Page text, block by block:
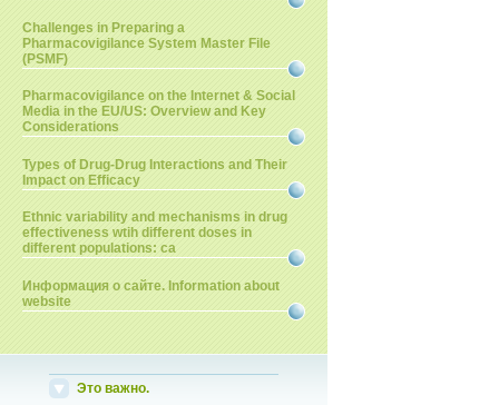
Challenges in Preparing a
Pharmacovigilance System Master File
(PSMF)
Pharmacovigilance on the Internet & Social
Media in the EU/US: Overview and Key
Considerations
Types of Drug-Drug Interactions and Their
Impact on Efficacy
Ethnic variability and mechanisms in drug
effectiveness wtih different doses in
different populations: ca
Информация о сайте. Information about
website
Это важно.